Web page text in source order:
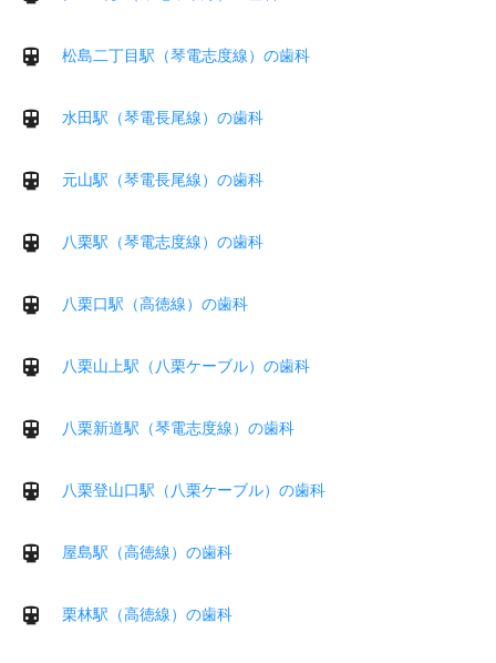
松島二丁目駅（琴電志度線）の歯科
水田駅（琴電長尾線）の歯科
元山駅（琴電長尾線）の歯科
八栗駅（琴電志度線）の歯科
八栗口駅（高徳線）の歯科
八栗山上駅（八栗ケーブル）の歯科
八栗新道駅（琴電志度線）の歯科
八栗登山口駅（八栗ケーブル）の歯科
屋島駅（高徳線）の歯科
栗林駅（高徳線）の歯科